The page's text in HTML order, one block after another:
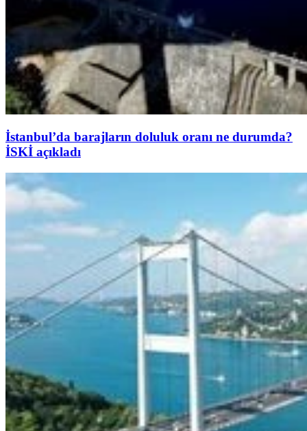
İstanbul’da barajların doluluk oranı ne durumda?
İSKİ açıkladı